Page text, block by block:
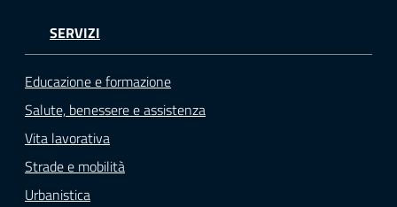
SERVIZI
Educazione e formazione
Salute, benessere e assistenza
Vita lavorativa
Strade e mobilità
Urbanistica